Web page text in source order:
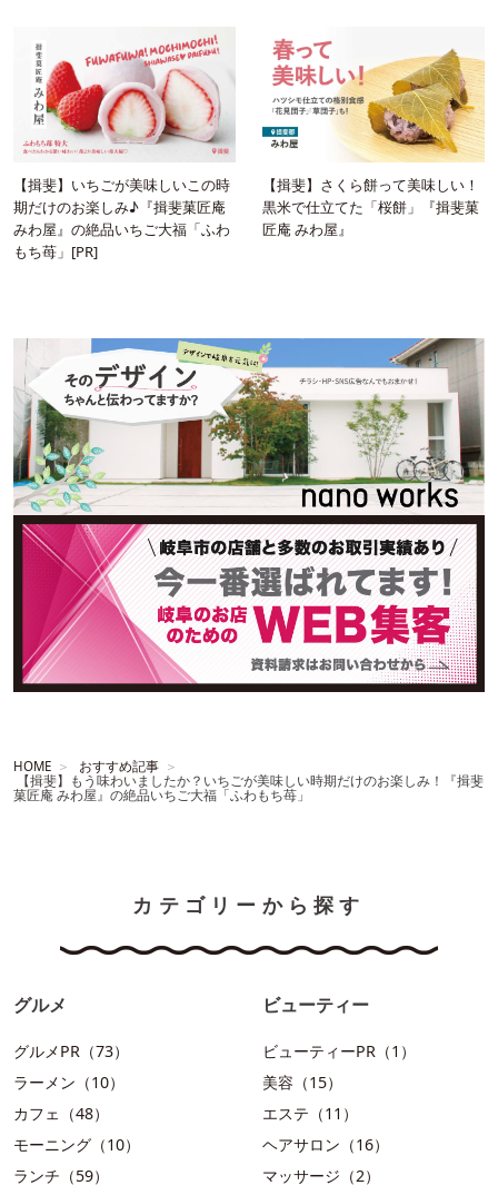
【揖斐】いちごが美味しいこの時
期だけのお楽しみ♪『揖斐菓匠庵
みわ屋』の絶品いちご大福「ふわ
もち苺」[PR]
【揖斐】さくら餅って美味しい！
黒米で仕立てた「桜餅」『揖斐菓
匠庵 みわ屋』
HOME
おすすめ記事
【揖斐】もう味わいましたか？いちごが美味しい時期だけのお楽しみ！『揖斐
菓匠庵 みわ屋』の絶品いちご大福「ふわもち苺」
カテゴリーから探す
グルメ
グルメPR（73）
ラーメン（10）
カフェ（48）
モーニング（10）
ランチ（59）
ビューティー
ビューティーPR（1）
美容（15）
エステ（11）
ヘアサロン（16）
マッサージ（2）